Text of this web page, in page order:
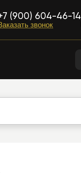
(900) 604-46-14
звонок